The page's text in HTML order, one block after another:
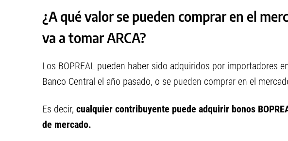
¿A qué valor se pueden comprar en el
va a tomar ARCA?
Los BOPREAL pueden haber sido adquiridos por importadores
Banco Central el año pasado, o se pueden comprar en el
Es decir, cualquier contribuyente puede adquirir bonos
de mercado.